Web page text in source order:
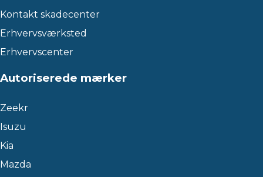
Kontakt skadecenter
Erhvervsværksted
Erhvervscenter
Autoriserede mærker
Zeekr
Isuzu
Kia
Mazda